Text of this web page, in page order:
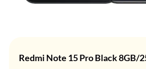
Redmi Note 15 Pro Black 8GB/